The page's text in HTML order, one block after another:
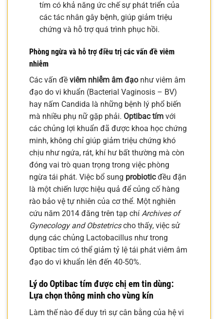
tím có khả năng ức chế sự phát triển của
các tác nhân gây bệnh, giúp giảm triệu
chứng và hỗ trợ quá trình phục hồi.
Phòng ngừa và hỗ trợ điều trị các vấn đề viêm
nhiễm
Các vấn đề viêm nhiễm âm đạo như viêm âm
đạo do vi khuẩn (Bacterial Vaginosis – BV)
hay nấm Candida là những bệnh lý phổ biến
mà nhiều phụ nữ gặp phải. Optibac tím với
các chủng lợi khuẩn đã được khoa học chứng
minh, không chỉ giúp giảm triệu chứng khó
chịu như ngứa, rát, khí hư bất thường mà còn
đóng vai trò quan trọng trong việc phòng
ngừa tái phát. Việc bổ sung probioticđều đặn
là một chiến lược hiệu quả để củng cố hàng
rào bảo vệ tự nhiên của cơ thể. Một nghiên
cứu năm 2014 đăng trên tạp chí Archives of
Gynecology and Obstetricscho thấy, việc sử
dụng các chủng Lactobacillus như trong
Optibac tím có thể giảm tỷ lệ tái phát viêm âm
đạo do vi khuẩn lên đến 40-50%.
Lý do Optibac tím được chị em tin dùng:
Lựa chọn thông minh cho vùng kín
Làm thế nào để duy trì sự cân bằng của hệ vi